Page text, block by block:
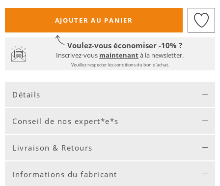
AJOUTER AU PANIER
Voulez-vous économiser -10% ?
Inscrivez-vous maintenantà la newsletter.
Veuillez respecter les conditions du bon d'achat.
Détails
Conseil de nos expert*e*s
Livraison & Retours
Informations du fabricant